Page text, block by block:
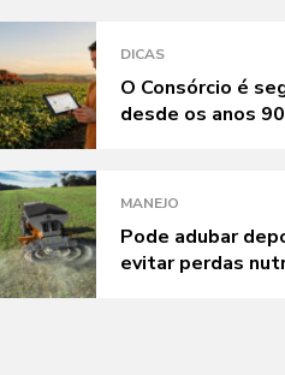
DICAS
O Consórcio é
desde os anos
MANEJO
Pode adubar
evitar perdas